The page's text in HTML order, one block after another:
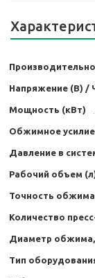
Напряжение (В) /
Мощность (кВт)
Обжимное усилие
Давление в
Рабочий объем
Точность
Количество
Диаметр обжима,
Тип